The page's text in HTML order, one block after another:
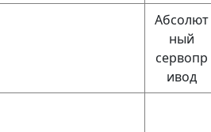
Абсолют
ный
сервопр
ивод